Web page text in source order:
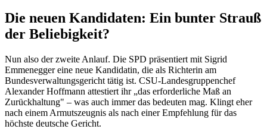
Die neuen Kandidaten: Ein bunter Strauß
der Beliebigkeit?
Nun also der zweite Anlauf. Die SPD präsentiert mit Sigrid
Emmenegger eine neue Kandidatin, die als Richterin am
Bundesverwaltungsgericht tätig ist. CSU-Landesgruppenchef
Alexander Hoffmann attestiert ihr „das erforderliche Maß an
Zurückhaltung" – was auch immer das bedeuten mag. Klingt eher
nach einem Armutszeugnis als nach einer Empfehlung für das
höchste deutsche Gericht.